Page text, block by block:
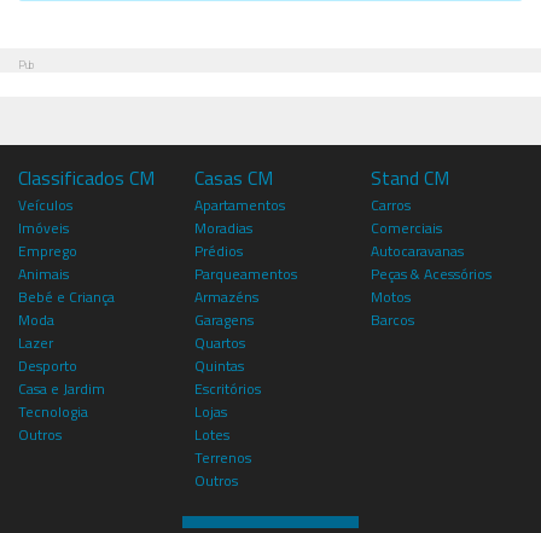
Pub
Classificados CM
Veículos
Imóveis
Emprego
Animais
Bebé e Criança
Moda
Lazer
Desporto
Casa e Jardim
Tecnologia
Outros
Casas CM
Apartamentos
Moradias
Prédios
Parqueamentos
Armazéns
Garagens
Quartos
Quintas
Escritórios
Lojas
Lotes
Terrenos
Outros
Stand CM
Carros
Comerciais
Autocaravanas
Peças & Acessórios
Motos
Barcos